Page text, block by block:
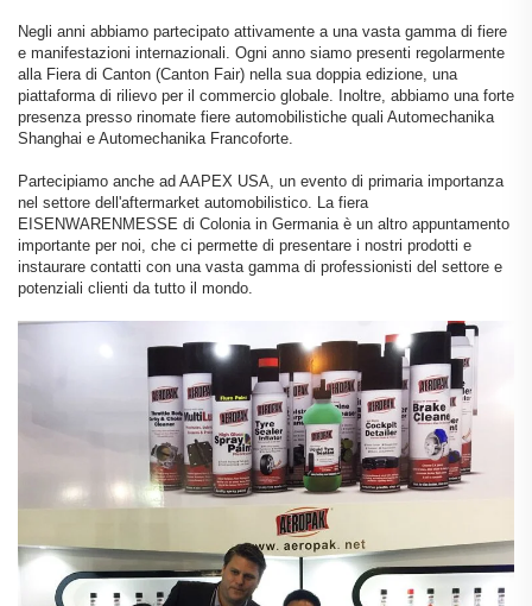
Negli anni abbiamo partecipato attivamente a una vasta gamma di fiere
e manifestazioni internazionali. Ogni anno siamo presenti regolarmente
alla Fiera di Canton (Canton Fair) nella sua doppia edizione, una
piattaforma di rilievo per il commercio globale. Inoltre, abbiamo una forte
presenza presso rinomate fiere automobilistiche quali Automechanika
Shanghai e Automechanika Francoforte.
Partecipiamo anche ad AAPEX USA, un evento di primaria importanza
nel settore dell'aftermarket automobilistico. La fiera
EISENWARENMESSE di Colonia in Germania è un altro appuntamento
importante per noi, che ci permette di presentare i nostri prodotti e
instaurare contatti con una vasta gamma di professionisti del settore e
potenziali clienti da tutto il mondo.